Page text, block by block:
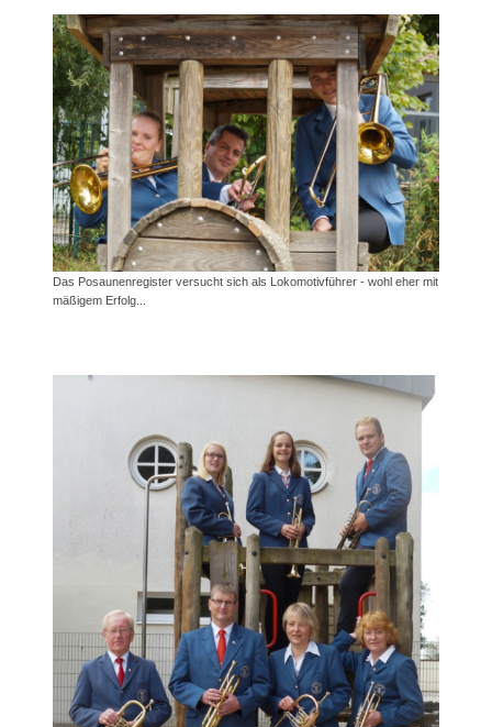
Das Posaunenregister versucht sich als Lokomotivführer - wohl eher mit
mäßigem Erfolg...